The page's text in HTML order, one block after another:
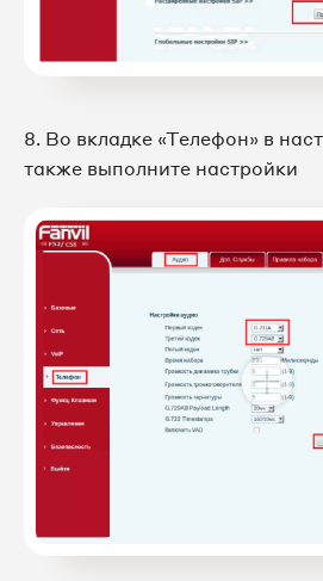
8. Во вкладке «Телефон» в
также выполните настройки